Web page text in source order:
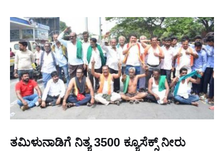
ತಮಿಳುನಾಡಿಗೆ ನಿತ್ಯ 3500 ಕ್ಯೂಸೆಕ್ಸ್‌ ನೀರು